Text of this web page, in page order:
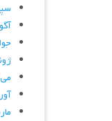
می 2025